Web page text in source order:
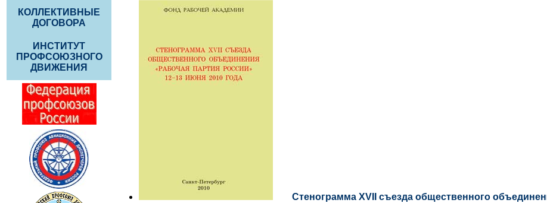
КОЛЛЕКТИВНЫЕ
ДОГОВОРА
ИНСТИТУТ
ПРОФСОЮЗНОГО
ДВИЖЕНИЯ
Стенограмма ХVII съезда общественного